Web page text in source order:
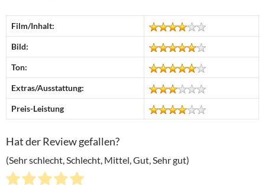
Film/Inhalt:
Bild:
Ton:
Extras/Ausstattung:
Preis-Leistung
Hat der Review gefallen?
(Sehr schlecht, Schlecht, Mittel, Gut, Sehr gut)